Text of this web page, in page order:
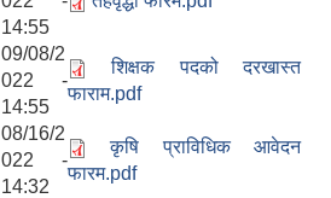
14:55
09/08/2
022 -
14:55
शिक्षक पदको दरखास्त
फाराम.pdf
08/16/2
022 -
14:32
कृषि प्राविधिक आवेदन
फारम.pdf